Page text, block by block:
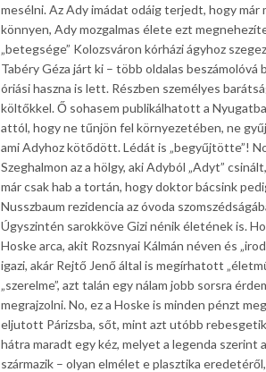
mesélni. Az Ady imádat odáig terjedt, hogy
könnyen, Ady mozgalmas élete ezt
„betegsége” Kolozsváron kórházi ágyhoz
Tabéry Géza járt ki – több oldalas beszámolóvá
óriási haszna is lett. Részben személyes
költőkkel. Ő sohasem publikálhatott a
attól, hogy ne tűnjön fel környezetében, ne
ami Adyhoz kötődött. Lédát is „begyűjtötte”!
Szeghalmon az a hölgy, aki Adyból „Adyt”
már csak hab a tortán, hogy doktor bácsink
Nusszbaum rezidencia az óvoda
Úgyszintén sarokköve Gizi nénik életének is.
Hoske arca, akit Rozsnyai Kálmán néven és
igazi, akár Rejtő Jenő által is megírhatott
„szerelme”, azt talán egy nálam jobb sorsra
megrajzolni. No, ez a Hoske is minden pénzt
eljutott Párizsba, sőt, mint azt utóbb
hátra maradt egy kéz, melyet a legenda szerint
származik – olyan elmélet e plasztika